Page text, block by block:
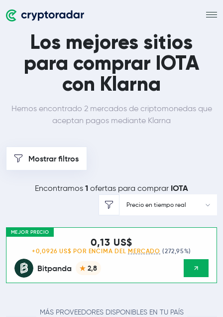
Los mejores sitios
para comprar IOTA
con Klarna
Hemos encontrado 2 mercados de criptomonedas que
aceptan pagos mediante Klarna
Mostrar filtros
Encontramos 1 ofertas para comprar IOTA
Precio en tiempo real
MEJOR PRECIO
Bitpanda 2,8
0,13 US$
+0,0926 US$ POR ENCIMA DEL MERCADO (272,95%)
MÁS PROVEEDORES DISPONIBLES EN TU PAÍS